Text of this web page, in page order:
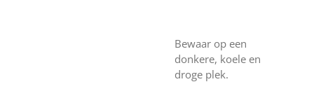
Bewaar op een
donkere, koele en
droge plek.